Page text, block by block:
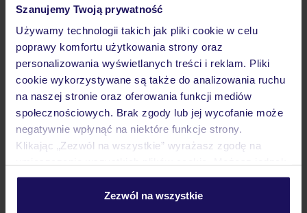
Szanujemy Twoją prywatność
Używamy technologii takich jak pliki cookie w celu
poprawy komfortu użytkowania strony oraz
personalizowania wyświetlanych treści i reklam. Pliki
cookie wykorzystywane są także do analizowania ruchu
na naszej stronie oraz oferowania funkcji mediów
społecznościowych. Brak zgody lub jej wycofanie może
negatywnie wpłynąć na niektóre funkcje strony.
Klikając „Zezwól na wszystkie” wyrażasz zgodę na
personalizować swój wybór wchodząc w zakładkę
Zezwól na wszystkie
Opinie
Pokoje
Wyżywienie